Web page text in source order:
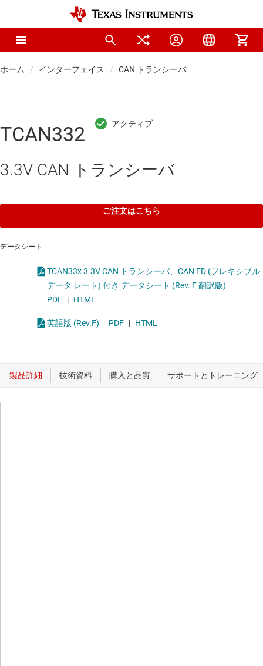
ホーム インターフェイス CAN トランシーバ
TCAN332
3.3V CAN トランシーバ
ご注文はこちら
データシート
TCAN33x 3.3V CAN トランシーバ、CAN FD (フレキシブル
データ レート) 付き データシート (Rev. F 翻訳版)
PDF | HTML
英語版 (Rev.F) PDF | HTML